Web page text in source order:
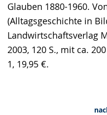
Glauben 1880-1960.
(Alltagsgeschichte in
Landwirtschaftsverlag
2003, 120 S., mit ca.
1, 19,95 €.